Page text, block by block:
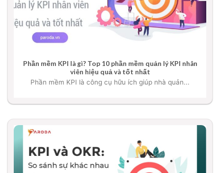
Phần mềm KPI là gì? Top 10 phần mềm quản lý KPI nhân
viên hiệu quả và tốt nhất
Phần mềm KPI là công cụ hữu ích giúp nhà quản...